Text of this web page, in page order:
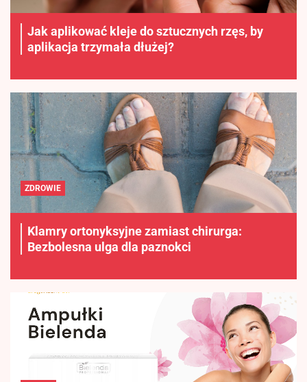
Jak aplikować kleje do sztucznych rzęs, by
aplikacja trzymała dłużej?
ZDROWIE
Klamry ortonyksyjne zamiast chirurga:
Bezbolesna ulga dla paznokci